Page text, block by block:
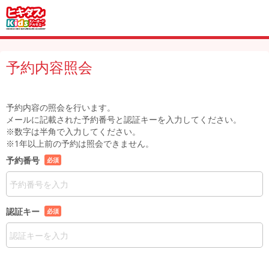
予約内容照会
予約内容の照会を行います。
メールに記載された予約番号と認証キーを入力してください。
※数字は半角で入力してください。
※1年以上前の予約は照会できません。
予約番号
必須
認証キー 必須